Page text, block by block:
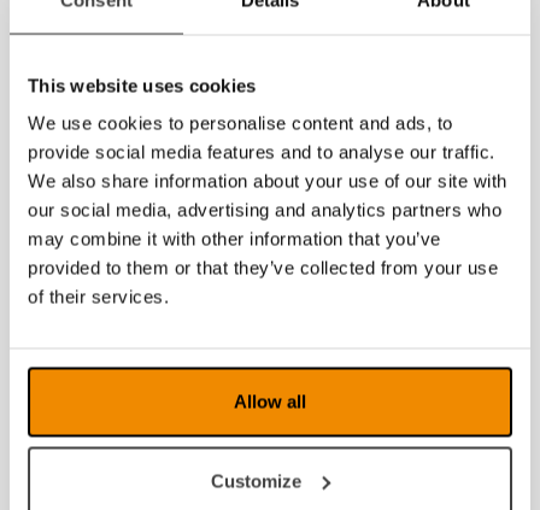
This website uses cookies
We use cookies to personalise content and ads, to
provide social media features and to analyse our traffic.
We also share information about your use of our site with
our social media, advertising and analytics partners who
may combine it with other information that you’ve
provided to them or that they’ve collected from your use
of their services.
Allow all
Customize
mai 2026
mars 2026
février 2026
2025
2022